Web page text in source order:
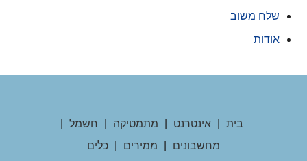
שלח משוב
אודות
בית | אינטרנט | מתמטיקה | חשמל |
מחשבונים | ממירים | כלים